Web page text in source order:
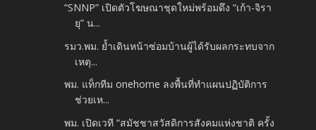
“SNNP” เปิดตัวโฆษณาชุดใหม่พร้อมดึง “เก้า-จิรา
ยุ” น...
รมว.พม. ย้ำเดินหน้าซ่อมบ้านผู้ได้รับผลกระทบจาก
เหตุ...
พม. แท็กทีม onehome ลงพื้นที่ทำแผนปฏิบัติการ
ช่วยเห...
พม. เปิดเวที “สมัชชาสวัสดิการสังคมแห่งชาติ ครั้ง